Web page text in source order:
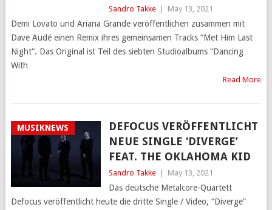
Sandro Takke May 13, 2021
Demi Lovato und Ariana Grande veröffentlichen zusammen mit
Dave Audé einen Remix ihres gemeinsamen Tracks “Met Him Last
Night“. Das Original ist Teil des siebten Studioalbums “Dancing
With
Read More
MUSIKNEWS
DEFOCUS VERÖFFENTLICHT
NEUE SINGLE ‘DIVERGE’
FEAT. THE OKLAHOMA KID
Sandro Takke May 13, 2021
Das deutsche Metalcore-Quartett
Defocus veröffentlicht heute die dritte Single / Video, “Diverge”